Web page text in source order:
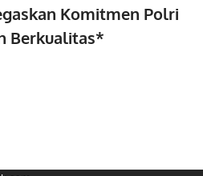
Komitmen Polri
Berkualitas*